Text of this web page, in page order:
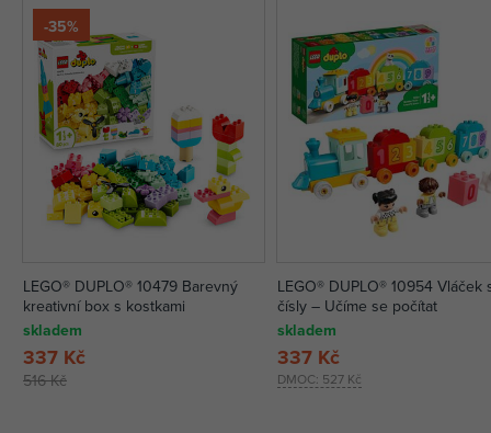
-35%
LEGO® DUPLO® 10479 Barevný
kreativní box s kostkami
skladem
516 Kč
337 Kč
LEGO® DUPLO® 10954 Vláček
čísly – Učíme se počítat
skladem
DMOC: 527 Kč
337 Kč